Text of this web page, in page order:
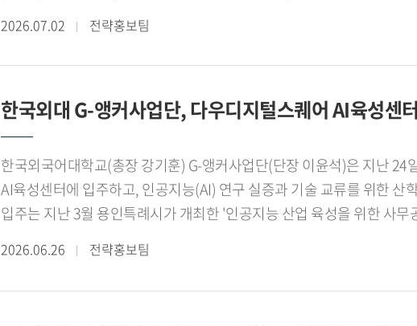
동시에 학생들에게 실전 중심의 무역 실무 경험을 제공하며 글로벌 무역
점에서 의미를 더했다.
평가를 받아 뜻깊게 생각한다"고 말했다.한편 한국외국어대학교 대학일
'2026년 서울 지역 대학일자리플러스센터 성과공유회'에서 활동 성과
전문인력을 양성하는 한편, 지역 산업의 경쟁력을 높이고 양질의 일자리
기반을 마련하기 위해 추진됐다. 특히 대학의 교육 연구 역량과 기업의
앵커사업단 이윤석 단장을 비롯해 이철민 용인시산업진흥원 산업진흥
앤서로지 김영언 대표, ㈜솔라시우 박영배 대표, 원웰 박소웅 대표 등 협
방안과 향후 공동사업 추진 방향을 논의했다.이번 협약에 따라 한국외대
창업기업과의 협력 네트워크를 확대하고, 대학과 기업 간 긴밀한 산학협
추진할 계획이다. 주요 협력 분야는 ▲기업 수요 기반 공동 연구개발(R
프로그램 공동 기획과 운영 등이다.이철민 용인시산업진흥원 산업진흥
2026.07.02 전략홍보팀
한국외대 G-앵커사업단, 다우디지털스퀘어 AI육성센
한국외국어대학교(총장 강기훈) G-앵커사업단(단장 이윤석)은 지난 24
AI육성센터에 입주하고, 인공지능(AI) 연구 실증과 기술 교류를 위한 산
입주는 지난 3월 용인특례시가 개최한 '인공지능 산업 육성을 위한 사
산학협력 기반의 연구개발(R D)과 학생 창업 지원 플랫폼을 운영할 계획
입주한 한국외대 G-앵커사업단 학생 창업팀]G-앵커사업단은 기업-대
2026.06.26 전략홍보팀